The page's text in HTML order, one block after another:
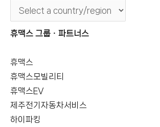
휴맥스 그룹ㆍ파트너스
휴맥스
휴맥스모빌리티
휴맥스EV
제주전기자동차서비스
하이파킹